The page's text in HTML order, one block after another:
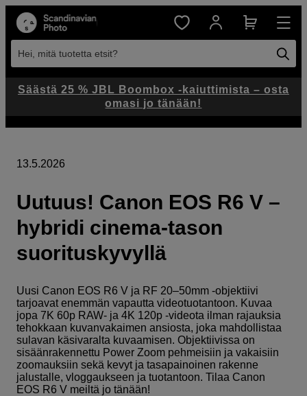
Hei, mitä tuotetta etsit?
13.5.2026
Uutuus! Canon EOS R6 V –
hybridi cinema-tason
suorituskyvyllä
Uusi Canon EOS R6 V ja RF 20–50mm -objektiivi
tarjoavat enemmän vapautta videotuotantoon. Kuvaa
jopa 7K 60p RAW- ja 4K 120p -videota ilman rajauksia
tehokkaan kuvanvakaimen ansiosta, joka mahdollistaa
sulavan käsivaralta kuvaamisen. Objektiivissa on
sisäänrakennettu Power Zoom pehmeisiin ja vakaisiin
zoomauksiin sekä kevyt ja tasapainoinen rakenne
jalustalle, vloggaukseen ja tuotantoon. Tilaa Canon
EOS R6 V meiltä jo tänään!
Säästä 25 % JBL Boombox -kaiuttimista – osta
omasi jo tänään!